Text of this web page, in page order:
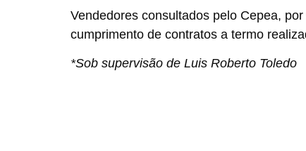
Vendedores consultados pelo Cepea,
cumprimento de contratos a termo
*Sob supervisão de Luis Roberto Toledo